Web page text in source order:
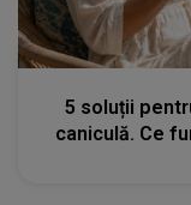
5 soluții
caniculă. Ce